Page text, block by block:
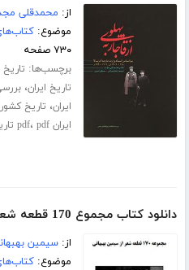
از: محمدقلی
موضوع:
۷۳۰ صفحه
برچسب‌ها: تاریخ
تاریخ ایران،
ایران، تاریخ کشور
ایران pdf
، pdf تاریخ ایران
دانلود کتاب مجموع 170 قطعه شعر از سیمین بهبهانی
از:سیمین
موضوع: